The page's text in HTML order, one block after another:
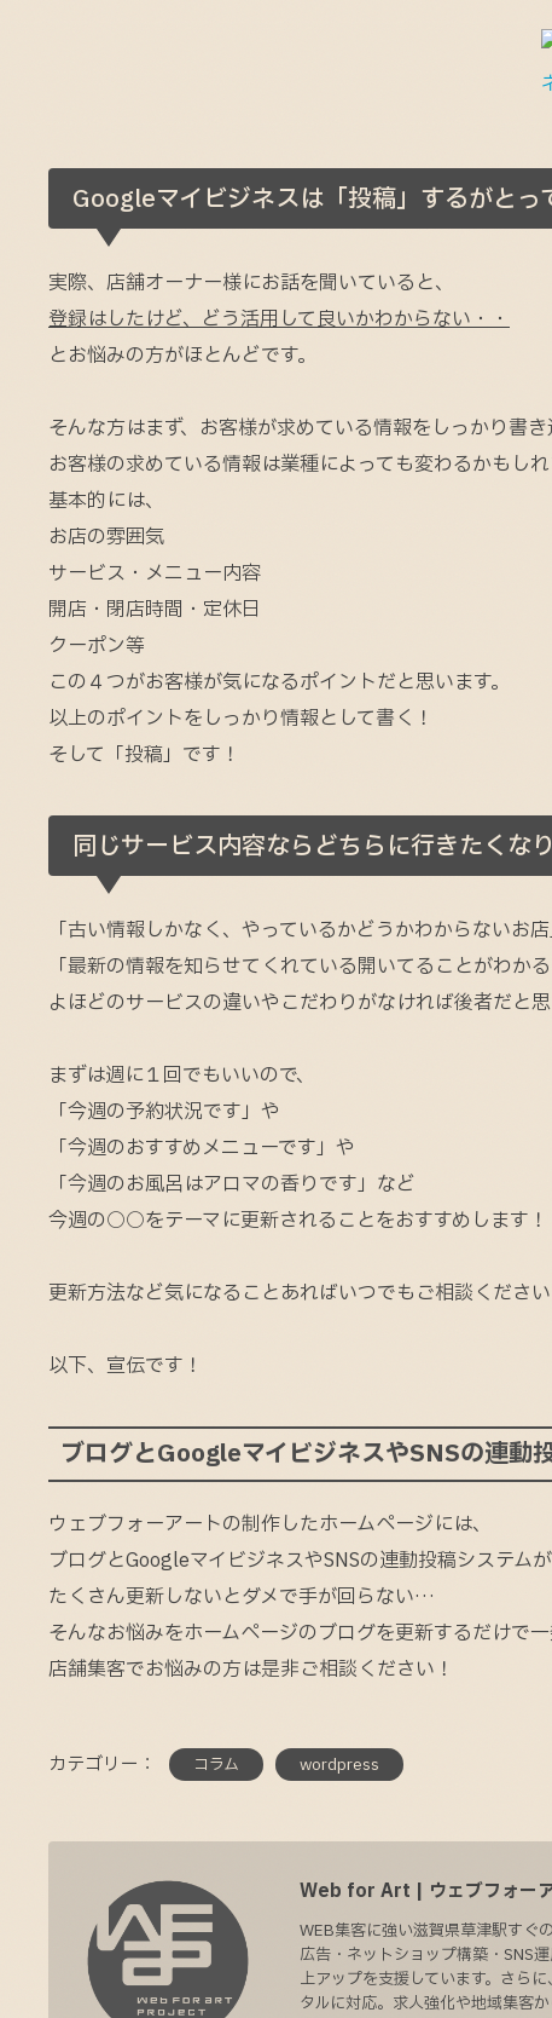
Googleマイビジネスは「投稿」するがとっ
実際、店舗オーナー様にお話を聞いていると、
登録はしたけど、どう活用して良いかわからない・・
とお悩みの方がほとんどです。
そんな方はまず、お客様が求めている情報をしっかり書き
お客様の求めている情報は業種によっても変わるかもしれ
基本的には、
お店の雰囲気
サービス・メニュー内容
開店・閉店時間・定休日
クーポン等
この４つがお客様が気になるポイントだと思います。
以上のポイントをしっかり情報として書く！
そして「投稿」です！
同じサービス内容ならどちらに行きたくな
「古い情報しかなく、やっているかどうかわからないお店
「最新の情報を知らせてくれている開いてることがわかる
よほどのサービスの違いやこだわりがなければ後者だと思
まずは週に１回でもいいので、
「今週の予約状況です」や
「今週のおすすめメニューです」や
「今週のお風呂はアロマの香りです」など
今週の○○をテーマに更新されることをおすすめします！
更新方法など気になることあればいつでもご相談ください
以下、宣伝です！
ブログとGoogleマイビジネスやSNSの連動
ウェブフォーアートの制作したホームページには、
ブログとGoogleマイビジネスやSNSの連動投稿システム
たくさん更新しないとダメで手が回らない…
そんなお悩みをホームページのブログを更新するだけで一
店舗集客でお悩みの方は是非ご相談ください！
カテゴリー： コラム wordpress
Web for Art | ウェブフォー
WEB集客に強い滋賀県草津駅すぐ
広告・ネットショップ構築・SNS
上アップを支援しています。さら
タルに対応。求人強化や地域集客